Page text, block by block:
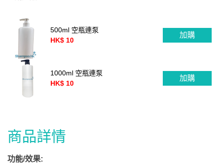
500ml 空瓶連泵
HK$ 10
加購
1000ml 空瓶連泵
HK$ 10
加購
商品詳情
功能/效果: